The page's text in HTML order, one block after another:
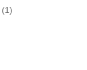
(1)